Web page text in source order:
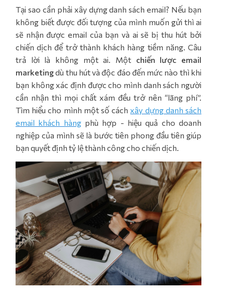
Tại sao cần phải xây dựng danh sách email? Nếu bạn
không biết được đối tượng của mình muốn gửi thì ai
sẽ nhận được email của bạn và ai sẽ bị thu hút bởi
chiến dịch để trở thành khách hàng tiềm năng. Câu
trả lời là không một ai. Một chiến lược email
marketingdù thu hút và độc đáo đến mức nào thì khi
bạn không xác định được cho mình danh sách người
cần nhận thì mọi chất xám đều trở nên “lãng phí”.
Tìm hiểu cho mình một số cáchxây dựng danh sách
email khách hàngphù hợp - hiệu quả cho doanh
nghiệp của mình sẽ là bước tiên phong đầu tiên giúp
bạn quyết định tỷ lệ thành công cho chiến dịch.